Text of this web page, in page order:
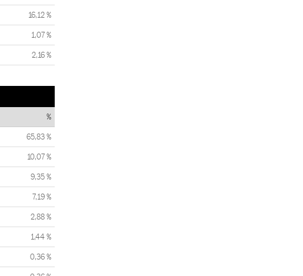
16,12 %
1,07 %
2,16 %
%
65,83 %
10,07 %
9,35 %
7,19 %
2,88 %
1,44 %
0,36 %